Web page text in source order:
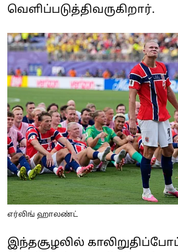
வெளிப்படுத்திவருகிறார்.
எர்லிங் ஹாலண்ட்
இந்தசூழலில்